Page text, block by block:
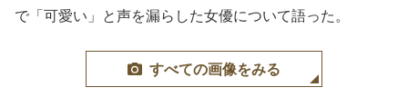
で「可愛い」と声を漏らした女優について語った。
すべての画像をみる